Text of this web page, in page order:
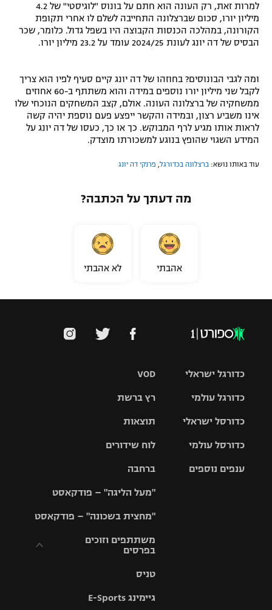
למרות זאת, רק העונה הוא חתם על בונוס "לוגיסטי" של 4.2
מיליון יורו, סכום שברצלונה התחייבה לשלם לו אחרי תקופת
הקורונה, במהלכה הכנסות הקבוצה היו בשפל גדול. כלומר, שכר
הבסיס של דה יונג לעונת 2024/25 עומד על 23.2 מיליון יורו.
ומה לגבי הבונוסים? בחוזהו של דה יונג קיים סעיף לפיו הוא צריך
לקבל שני מיליון יורו נוספים במידה והוא משתתף ב-60 אחוזים
ממשחקיה של ברצלונה העונה. אולם, קצב המשחקים הנוכחי שלו
אינו משביע רצון, ובמידה והקשר ייפצע פעם נוספת יהיה קשה
לראות אותו מגיע לרף המבוקש. כך או כך, כעסו של דה יונג על
המידע השגוי שהופץ בנוגע למשכורתו מוצדק.
עוד באותו נושא: ברצלונה בכדורגל פרנקי דה יונג
מה דעתך על הכתבה?
אהבתי לא אהבתי
VOD
רץ ברשת
תוצאות
לוח שידורים
ברחבה
"מעל הליגה" – פודקאסט
"מחצית בשכונה" – פודקאסט
משתתפים וזוכים
בפרסים
וזוכים בפרסים
טניס
גיימינג E-Sports
כדורגל ישראלי
גביע הטוטו
כדורגל עולמי
האלופות
ליגה
כדורסל ישראלי
סל
כדורסל עולמי
ענפים נוספים